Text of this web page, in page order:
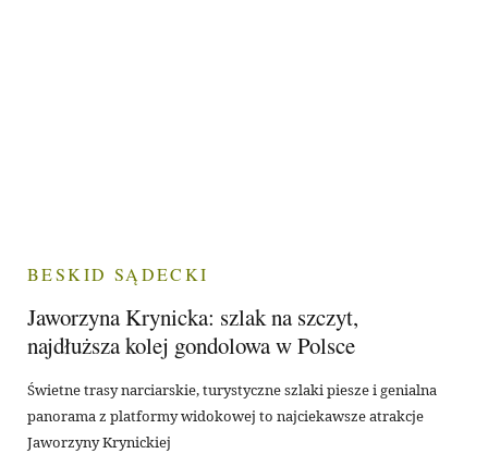
BESKID SĄDECKI
Jaworzyna Krynicka: szlak na szczyt,
najdłuższa kolej gondolowa w Polsce
Świetne trasy narciarskie, turystyczne szlaki piesze i genialna
panorama z platformy widokowej to najciekawsze atrakcje
Jaworzyny Krynickiej